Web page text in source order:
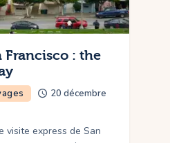
Francisco : the
20 décembre
visite express de San